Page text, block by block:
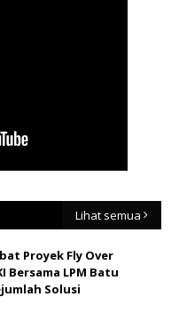
Lihat semua
Proyek Fly Over
Bersama LPM Batu
Solusi